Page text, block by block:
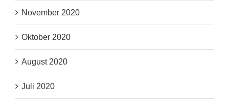
November 2020
Oktober 2020
August 2020
Juli 2020